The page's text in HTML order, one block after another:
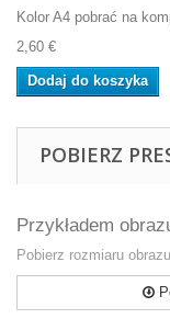
Kolor A4 pobrać na
2,60 €
Dodaj do koszyka
POBIERZ
Przykładem
Pobierz rozmiaru